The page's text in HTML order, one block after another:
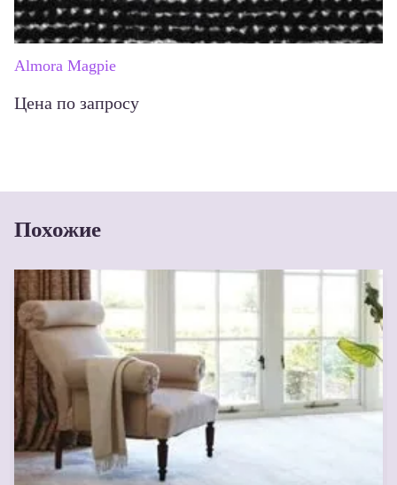
Almora Magpie
Цена по запросу
Похожие